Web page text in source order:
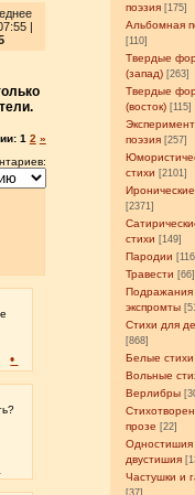
поэзия [175]
Альбомная
[110]
Твердые
(запад) [263]
Твердые
(восток) [115]
поэзия [257]
стихи [2101]
[2371]
стихи [149]
Пародии
Травести [66]
Подражания
экспромты
Стихи для
[868]
Белые стихи
Вольные
Верлибры
прозе [22]
Одностишия
двустишия
Частушки и
[37]
|
1 2 »
•